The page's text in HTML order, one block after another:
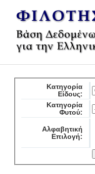
Κατηγορία
Είδους:
Κατηγορία
Φυτού:
Αλφαβητική
Επιλογή: